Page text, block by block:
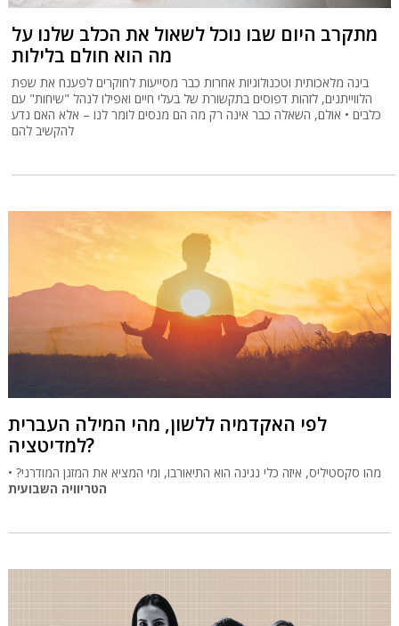
מתקרב היום שבו נוכל לשאול את הכלב שלנו על
מה הוא חולם בלילות
בינה מלאכותית וטכנולוגיות אחרות כבר מסייעות לחוקרים לפענח את שפת
הלווייתנים, לזהות דפוסים בתקשורת של בעלי חיים ואפילו לנהל "שיחות" עם
כלבים • אולם, השאלה כבר אינה רק מה הם מנסים לומר לנו – אלא האם נדע
להקשיב להם
לפי האקדמיה ללשון, מהי המילה העברית
למדיטציה?
מהו סקסטיליס, איזה כלי נגינה הוא התיאורבו, ומי המציא את המזגן המודרני? •
הטריוויה השבועית